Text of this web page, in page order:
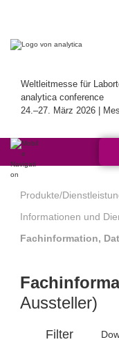
Weltleitmesse für
analytica conference
24.–27. März 2026 |
Produkte/
Informationen und
Fachinformation,
Aussteller)
Filter